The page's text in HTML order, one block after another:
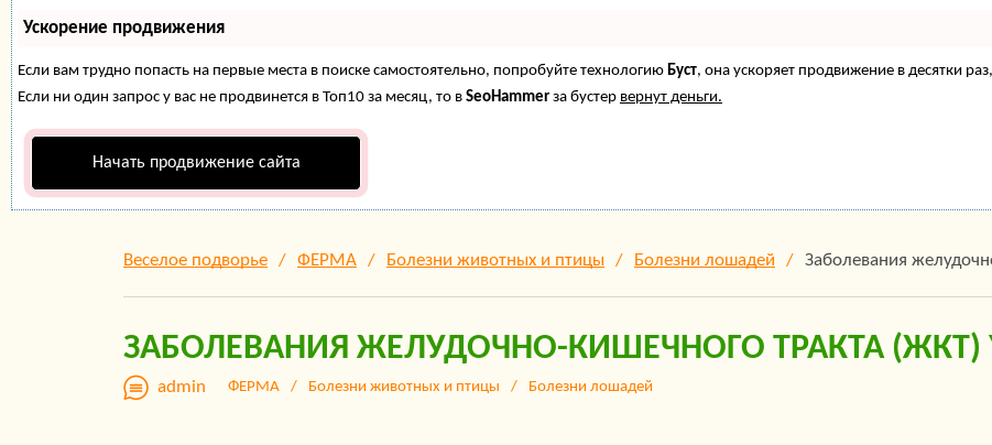
Ускорение продвижения
Если вам трудно попасть на первые места в поиске самостоятельно, попробуйте технологию Буст, она ускоряет продвижение в десятки
Если ни один запрос у вас не продвинется в Топ10 за месяц, то в SeoHammer за бустер вернут деньги.
Начать продвижение сайта
Веселое подворье ФЕРМА Болезни животных и птицы Болезни лошадей Заболевания
ЗАБОЛЕВАНИЯ ЖЕЛУДОЧНО-КИШЕЧНОГО ТРАКТА
admin ФЕРМА Болезни животных и птицы Болезни лошадей